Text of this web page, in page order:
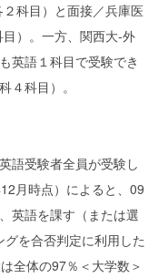
科目）と面接／兵庫医
）。一方、関西大‐外
英語１科目で受験でき
４科目）。
語受験者全員が受験し
月時点）によると、09
英語を課す（または選
を合否判定に利用した
全体の97％＜大学数＞